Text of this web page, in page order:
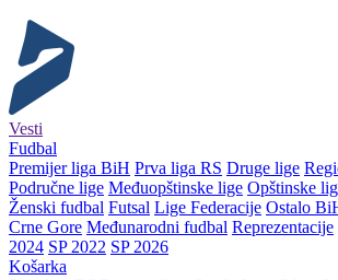
Vesti
Fudbal
Premijer liga BiH Prva liga RS Druge lige
Područne lige Međuopštinske lige Opštinske
Ženski fudbal Futsal Lige Federacije Ostalo
Crne Gore Međunarodni fudbal Reprezentacije
2024 SP 2022 SP 2026
Košarka